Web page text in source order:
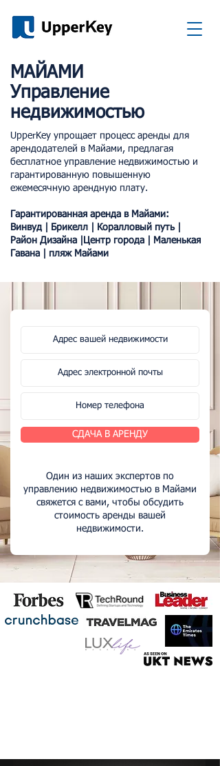
МАЙАМИ
Управление
недвижимостью
UpperKey упрощает процесс аренды для
арендодателей в Майами, предлагая
бесплатное управление недвижимостью и
гарантированную повышенную
ежемесячную арендную плату.
Гарантированная аренда в Майами:
Винвуд | Брикелл | Коралловый путь |
Район Дизайна |
Центр города | Маленькая
Гавана | пляж Майами
СДАЧА В АРЕНДУ
Один из наших экспертов по
управлению недвижимостью в Майами
свяжется с вами, чтобы обсудить
стоимость аренды вашей
недвижимости.